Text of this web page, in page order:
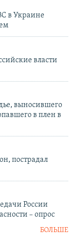
в Украине
власти
выносившего
в плен в
пострадал
России
– опрос
БОЛЬШЕ